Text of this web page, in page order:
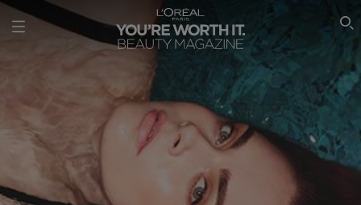
SEARCH THIS SITE